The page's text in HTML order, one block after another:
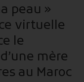
peau »
virtuelle
le
mère
au Maroc